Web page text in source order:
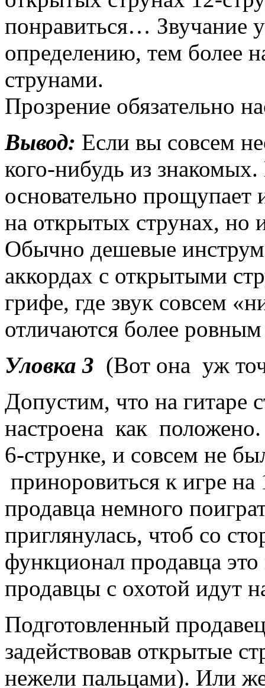
понравиться… Звучание
определению, тем более
струнами.
Прозрение обязательно
Вывод: Если вы совсем
кого-нибудь из
основательно прощупает
на открытых струнах, но
Обычно дешевые
аккордах с открытыми
грифе, где звук совсем
отличаются более
Уловка 3 (Вот она уж
Допустим, что на гитаре
настроена как
6-струнке, и совсем не
приноровиться к игре
продавца немного
приглянулась, чтоб со
функционал продавца
продавцы с охотой идут
Подготовленный
задействовав открытые
нежели пальцами). Или